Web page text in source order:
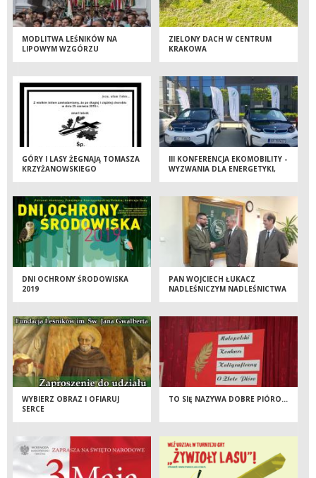
MODLITWA LEŚNIKÓW NA
LIPOWYM WZGÓRZU
ZIELONY DACH W CENTRUM
KRAKOWA
GÓRY I LASY ŻEGNAJĄ TOMASZA
KRZYŻANOWSKIEGO
III KONFERENCJA EKOMOBILITY -
WYZWANIA DLA ENERGETYKI,
DNI OCHRONY ŚRODOWISKA
2019
PAN WOJCIECH ŁUKACZ
NADLEŚNICZYM NADLEŚNICTWA
WYBIERZ OBRAZ I OFIARUJ
SERCE
TO SIĘ NAZYWA DOBRE PIÓRO…